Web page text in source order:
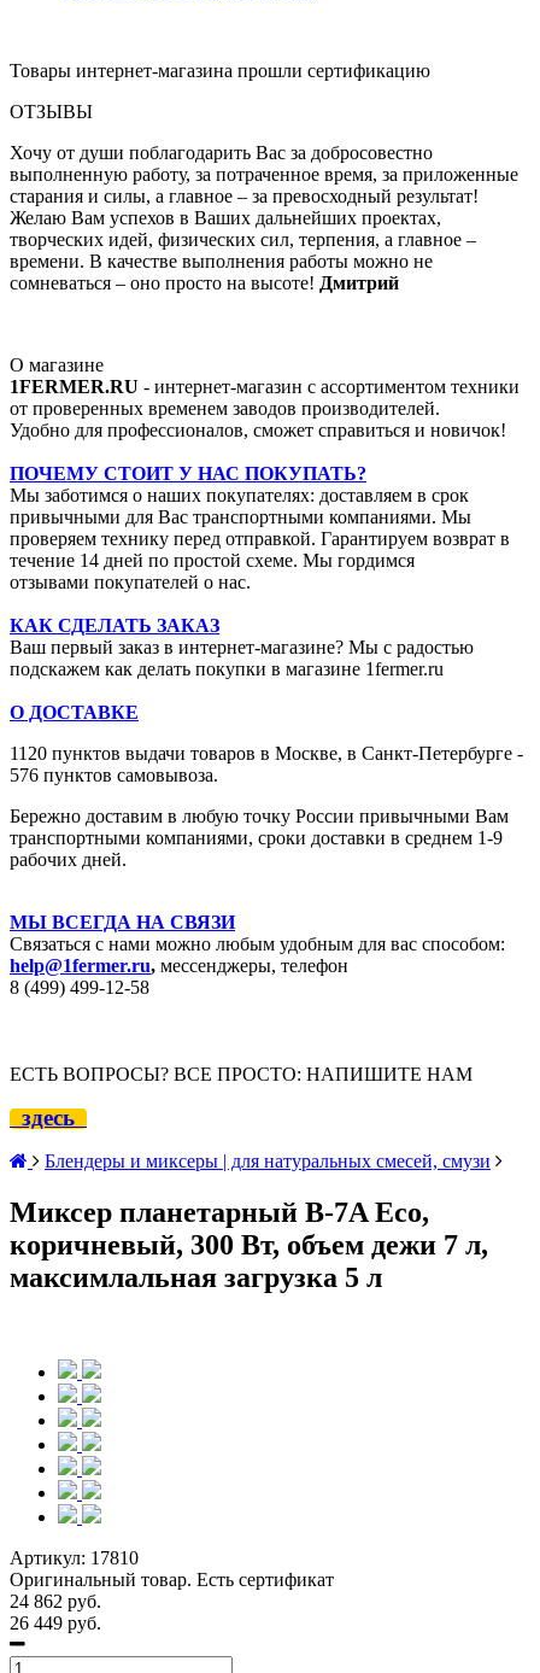
Товары интернет-магазина прошли сертификацию
ОТЗЫВЫ
Хочу от души поблагодарить Вас за добросовестно
выполненную работу, за потраченное время, за приложенные
старания и силы, а главное – за превосходный результат!
Желаю Вам успехов в Ваших дальнейших проектах,
творческих идей, физических сил, терпения, а главное –
времени. В качестве выполнения работы можно не
сомневаться – оно просто на высоте! Дмитрий
О магазине
1FERMER.RU - интернет-магазин с ассортиментом техники
от проверенных временем заводов производителей.
Удобно для профессионалов, сможет справиться и новичок!
ПОЧЕМУ СТОИТ У НАС ПОКУПАТЬ?
Мы заботимся о наших покупателях: доставляем в срок
привычными для Вас транспортными компаниями. Мы
проверяем технику перед отправкой. Гарантируем возврат в
течение 14 дней по простой схеме. Мы гордимся
отзывами покупателей о нас.
КАК СДЕЛАТЬ ЗАКАЗ
Ваш первый заказ в интернет-магазине? Мы с радостью
подскажем как делать покупки в магазине 1fermer.ru
О ДОСТАВКЕ
1120 пунктов выдачи товаров в Москве, в Санкт-Петербурге -
576 пунктов самовывоза.
Бережно доставим в любую точку России привычными Вам
транспортными компаниями, сроки доставки в среднем 1-9
рабочих дней.
МЫ ВСЕГДА НА СВЯЗИ
Связаться с нами можно любым удобным для вас способом:
help@1fermer.ru, мессенджеры, телефон
8 (499) 499-12-58
ЕСТЬ ВОПРОСЫ? ВСЕ ПРОСТО: НАПИШИТЕ НАМ
здесь
Блендеры и миксеры | для натуральных смесей, смузи
Миксер планетарный B-7A Eco,
коричневый, 300 Вт, объем дежи 7 л,
максимлальная загрузка 5 л
Артикул: 17810
Оригинальный товар. Есть сертификат
24 862 руб.
26 449 руб.